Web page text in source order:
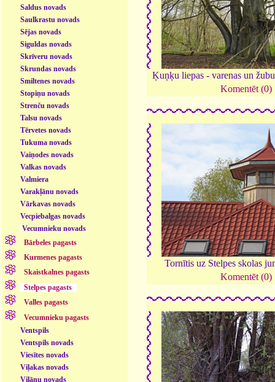
Saldus novads
Saulkrastu novads
Sējas novads
Siguldas novads
Skrīveru novads
Skrundas novads
Smiltenes novads
Stopiņu novads
Strenču novads
Talsu novads
Tērvetes novads
Tukuma novads
Vaiņodes novads
Valkas novads
Valmiera
Varakļānu novads
Vārkavas novads
Vecpiebalgas novads
Vecumnieku novads
Bārbeles pagasts
Kurmenes pagasts
Skaistkalnes pagasts
Stelpes pagasts
Valles pagasts
Vecumnieku pagasts
Ventspils
Ventspils novads
Viesītes novads
Viļakas novads
Viļānu novads
Ķuņķu liepas - varenas un
Komentēt (0)
Tornītis uz Stelpes skolas
Komentēt (0)